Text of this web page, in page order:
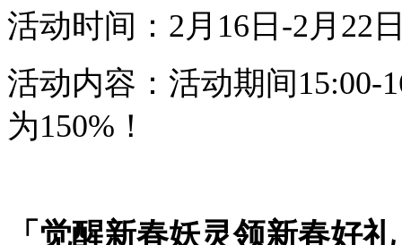
活动时间： 2 月 16 日-2 月 22
活动内容： 活动期间 15:00-1
为150% ！
「 觉醒新春妖灵领新春好礼